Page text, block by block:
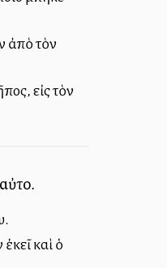
ἀπὸ τὸν
εἰς τὸν
καὶ ὁ